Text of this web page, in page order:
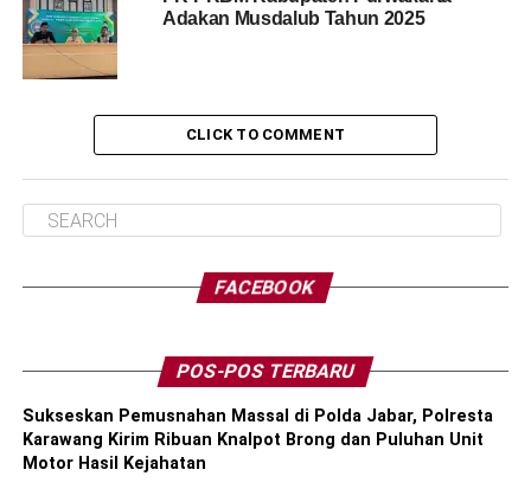
Adakan Musdalub Tahun 2025
CLICK TO COMMENT
FACEBOOK
POS-POS TERBARU
Sukseskan Pemusnahan Massal di Polda Jabar, Polresta
Karawang Kirim Ribuan Knalpot Brong dan Puluhan Unit
Motor Hasil Kejahatan